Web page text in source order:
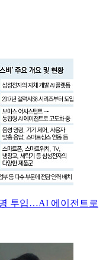
투입…AI 에이전트로